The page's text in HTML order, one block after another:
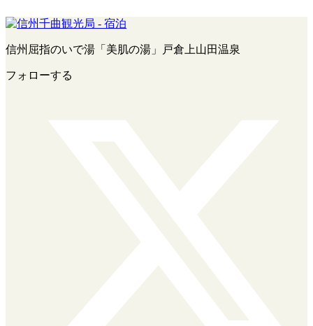
信州屈指のいで湯「美肌の湯」戸倉上山田温泉
フォローする